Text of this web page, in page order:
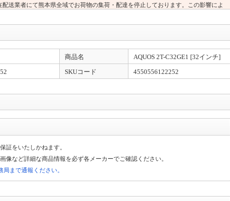
送業者にて熊本県全域でお荷物の集荷・配達を停止しております。この影響によ
さい。
販サイトの存在を確認しております。偽通販サイトと弊社とは一切の関わりはござ
てご注文、お振込みなどされないようご注意ください
認をさせていただきますので宜しくお願い致します
当店では商品同梱でのご発行は承っておりませんので、予めご了承いただけますよ
書、請求書の発行が可能です。 領収書は商品の出荷後にURLより発行ください。※
商品名
AQUOS 2T-C32GE1 [32インチ]
SKUコード 4550556122252
証をいたしかねます。
像など詳細な商品情報を必ず各メーカーでご確認ください。
まで通報ください。